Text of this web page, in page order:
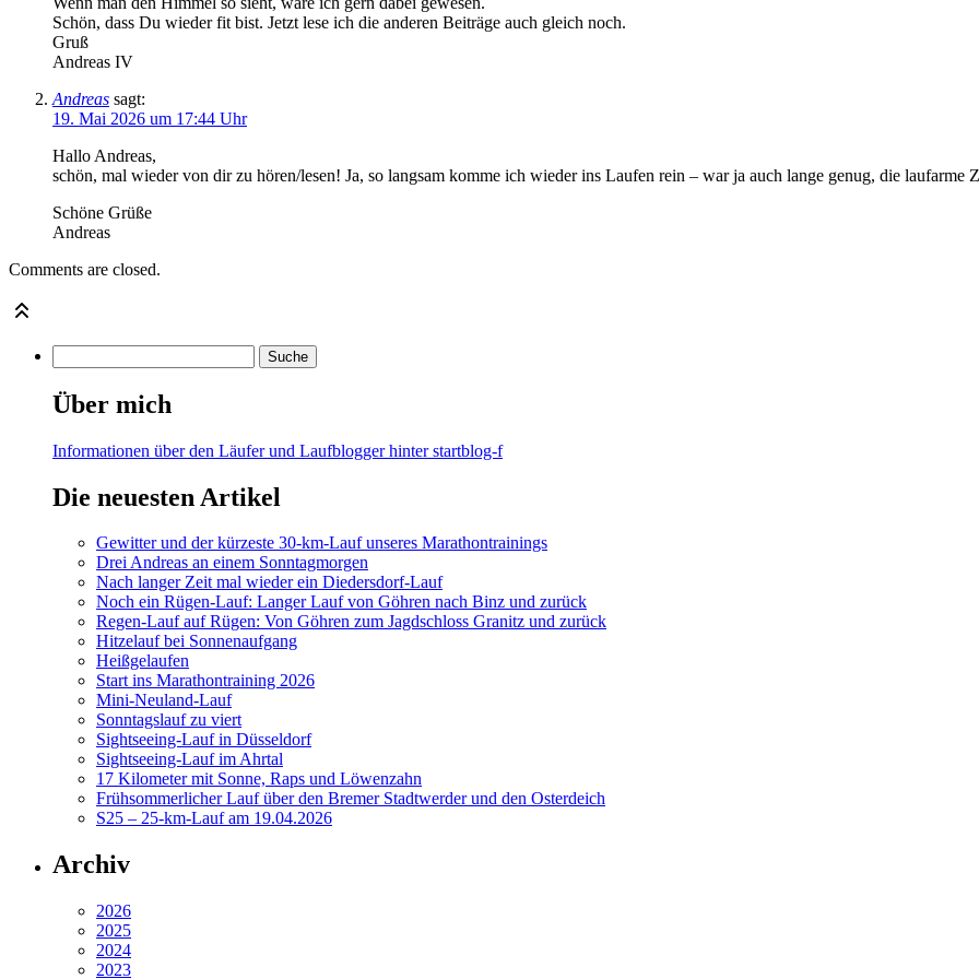
Schön, dass Du wieder fit bist. Jetzt lese ich die anderen Beiträge auch gleich noch.
Gruß
Andreas IV
Andreas sagt:
19. Mai 2026 um 17:44 Uhr
Hallo Andreas,
schön, mal wieder von dir zu hören/lesen! Ja, so langsam komme ich wieder ins Laufen rein – war ja auch lange genug, die laufarme
Schöne Grüße
Andreas
Comments are closed.
Über mich
Informationen über den Läufer und Laufblogger hinter startblog-f
Die neuesten Artikel
Gewitter und der kürzeste 30-km-Lauf unseres Marathontrainings
Drei Andreas an einem Sonntagmorgen
Nach langer Zeit mal wieder ein Diedersdorf-Lauf
Noch ein Rügen-Lauf: Langer Lauf von Göhren nach Binz und zurück
Regen-Lauf auf Rügen: Von Göhren zum Jagdschloss Granitz und zurück
Hitzelauf bei Sonnenaufgang
Heißgelaufen
Start ins Marathontraining 2026
Mini-Neuland-Lauf
Sonntagslauf zu viert
Sightseeing-Lauf in Düsseldorf
Sightseeing-Lauf im Ahrtal
17 Kilometer mit Sonne, Raps und Löwenzahn
Frühsommerlicher Lauf über den Bremer Stadtwerder und den Osterdeich
S25 – 25-km-Lauf am 19.04.2026
Archiv
2026
2025
2024
2023